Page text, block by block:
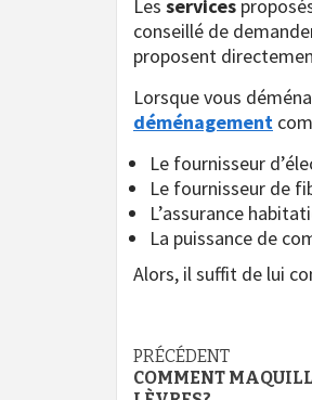
Les services
conseillé de
proposent
Lorsque vous
déménagement
Le fournisseur
Le fournisseur de
L’assurance
La puissance de
Alors, il suffit de lui
Navigation
PRÉCÉDENT
COMMENT